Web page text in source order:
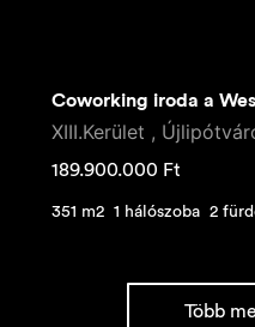
Coworking iroda a
XIII.Kerület ,
189.900.000 Ft
351 m2 1 hálószoba 2
Több